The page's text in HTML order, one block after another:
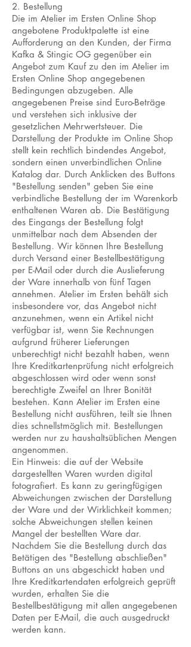
2. Bestellung
Die im Atelier im Ersten Online Shop
angebotene Produktpalette ist eine
Aufforderung an den Kunden, der Firma
Kafka & Stingic OG gegenüber ein
Angebot zum Kauf zu den im Atelier im
Ersten Online Shop angegebenen
Bedingungen abzugeben. Alle
angegebenen Preise sind Euro-Beträge
und verstehen sich inklusive der
gesetzlichen Mehrwertsteuer. Die
Darstellung der Produkte im Online Shop
stellt kein rechtlich bindendes Angebot,
sondern einen unverbindlichen Online
Katalog dar. Durch Anklicken des Buttons
"Bestellung senden" geben Sie eine
verbindliche Bestellung der im Warenkorb
enthaltenen Waren ab. Die Bestätigung
des Eingangs der Bestellung folgt
unmittelbar nach dem Absenden der
Bestellung. Wir können Ihre Bestellung
durch Versand einer Bestellbestätigung
per E-Mail oder durch die Auslieferung
der Ware innerhalb von fünf Tagen
annehmen. Atelier im Ersten behält sich
insbesondere vor, das Angebot nicht
anzunehmen, wenn ein Artikel nicht
verfügbar ist, wenn Sie Rechnungen
aufgrund früherer Lieferungen
unberechtigt nicht bezahlt haben, wenn
Ihre Kreditkartenprüfung nicht erfolgreich
abgeschlossen wird oder wenn sonst
berechtigte Zweifel an Ihrer Bonität
bestehen. Kann Atelier im Ersten eine
Bestellung nicht ausführen, teilt sie Ihnen
dies schnellstmöglich mit. Bestellungen
werden nur zu haushaltsüblichen Mengen
angenommen.
Ein Hinweis: die auf der Website
dargestellten Waren wurden digital
fotografiert. Es kann zu geringfügigen
Abweichungen zwischen der Darstellung
der Ware und der Wirklichkeit kommen;
solche Abweichungen stellen keinen
Mangel der bestellten Ware dar.
Nachdem Sie die Bestellung durch das
Betätigen des "Bestellung abschließen"
Buttons an uns abgeschickt haben und
Ihre Kreditkartendaten erfolgreich geprüft
wurden, erhalten Sie die
Bestellbestätigung mit allen angegebenen
Daten per E-Mail, die auch ausgedruckt
werden kann.